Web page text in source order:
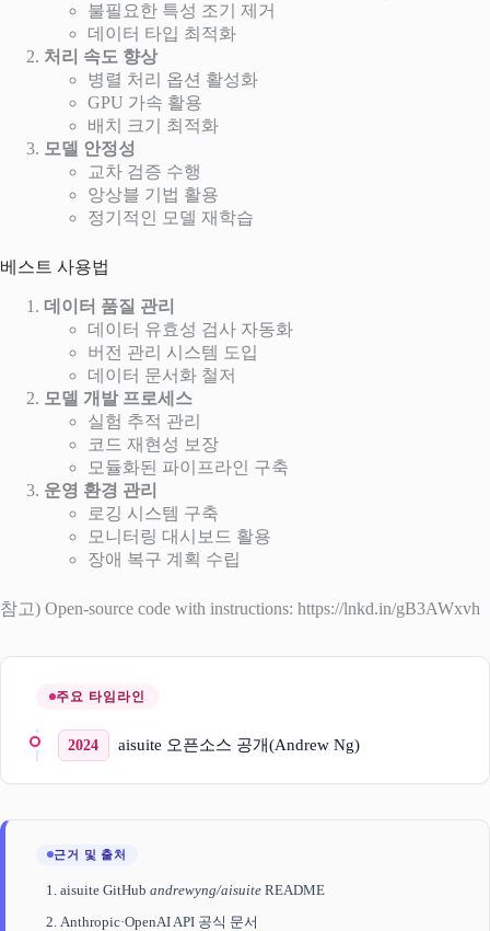
불필요한 특성 조기 제거
데이터 타입 최적화
처리 속도 향상
병렬 처리 옵션 활성화
GPU 가속 활용
배치 크기 최적화
모델 안정성
교차 검증 수행
앙상블 기법 활용
정기적인 모델 재학습
베스트 사용법
데이터 품질 관리
데이터 유효성 검사 자동화
버전 관리 시스템 도입
데이터 문서화 철저
모델 개발 프로세스
실험 추적 관리
코드 재현성 보장
모듈화된 파이프라인 구축
운영 환경 관리
로깅 시스템 구축
모니터링 대시보드 활용
장애 복구 계획 수립
참고) Open-source code with instructions: https://lnkd.in/gB3AWxvh
주요 타임라인
2024 aisuite 오픈소스 공개(Andrew Ng)
근거 및 출처
aisuite GitHub andrewyng/aisuite README
Anthropic·OpenAI API 공식 문서